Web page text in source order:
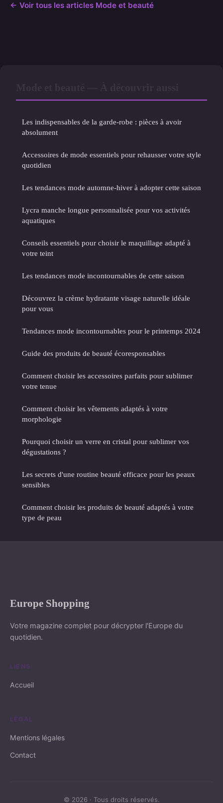
← Voir tous les articles Mode et beauté
Les indispensables de la garde-robe : pièces à avoir
absolument
Accessoires de mode essentiels pour rehausser votre style
quotidien
Les tendances mode automne-hiver à adopter cette saison
Lycra manche longue personnalisée pour vos activités
aquatiques
Conseils essentiels pour choisir le maquillage adapté à
votre teint
Les tendances mode incontournables de cette saison
Découvrez la crème hydratante visage naturelle idéale
pour vous
Tendances mode incontournables pour le printemps 2024
Guide des produits de beauté écoresponsables
Comment choisir les accessoires parfaits pour sublimer
votre tenue
Comment choisir les vêtements adaptés à votre
morphologie
Pourquoi choisir un verre en cristal pour sublimer vos
dégustations ?
Les secrets d'une routine beauté efficace pour les peaux
sensibles
Comment choisir les produits de beauté adaptés à votre
type de peau
Europe Shopping
Votre magazine complet pour décrypter l'Europe du
quotidien.
LIENS
Accueil
LÉGAL
Mentions légales
Contact
© 2026 · Tous droits réservés.